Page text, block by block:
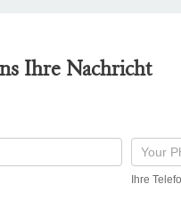
Ihre Nachricht
Ihre